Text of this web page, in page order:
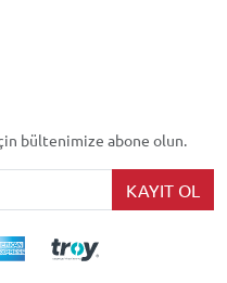
bültenimize abone olun.
KAYIT OL